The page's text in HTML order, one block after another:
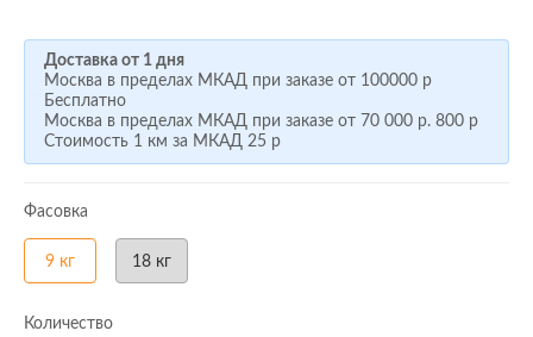
Доставка от 1 дня
Москва в пределах МКАД при заказе от 100000 р
Бесплатно
Москва в пределах МКАД при заказе от 70 000 р. 800 р
Стоимость 1 км за МКАД 25 р
Фасовка
9 кг 18 кг
Количество